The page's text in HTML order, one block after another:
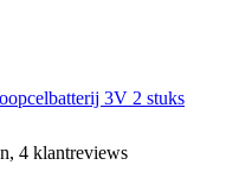
3V 2 stuks
4 klantreviews